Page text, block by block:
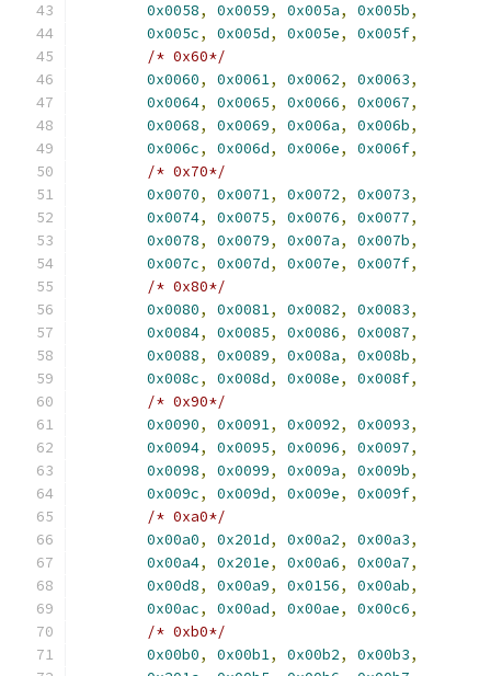
0x0058, 0x0059, 0x005a, 0x005b,
0x005c, 0x005d, 0x005e, 0x005f,
/* 0x60*/
0x0060, 0x0061, 0x0062, 0x0063,
0x0064, 0x0065, 0x0066, 0x0067,
0x0068, 0x0069, 0x006a, 0x006b,
0x006c, 0x006d, 0x006e, 0x006f,
/* 0x70*/
0x0070, 0x0071, 0x0072, 0x0073,
0x0074, 0x0075, 0x0076, 0x0077,
0x0078, 0x0079, 0x007a, 0x007b,
0x007c, 0x007d, 0x007e, 0x007f,
/* 0x80*/
0x0080, 0x0081, 0x0082, 0x0083,
0x0084, 0x0085, 0x0086, 0x0087,
0x0088, 0x0089, 0x008a, 0x008b,
0x008c, 0x008d, 0x008e, 0x008f,
/* 0x90*/
0x0090, 0x0091, 0x0092, 0x0093,
0x0094, 0x0095, 0x0096, 0x0097,
0x0098, 0x0099, 0x009a, 0x009b,
0x009c, 0x009d, 0x009e, 0x009f,
/* 0xa0*/
0x00a0, 0x201d, 0x00a2, 0x00a3,
0x00a4, 0x201e, 0x00a6, 0x00a7,
0x00d8, 0x00a9, 0x0156, 0x00ab,
0x00ac, 0x00ad, 0x00ae, 0x00c6,
/* 0xb0*/
0x00b0, 0x00b1, 0x00b2, 0x00b3,